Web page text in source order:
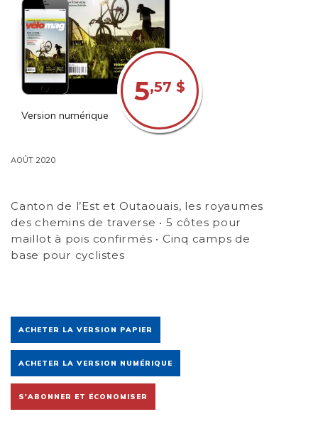
5,57 $
Version numérique
AOÛT 2020
Canton de l’Est et Outaouais, les royaumes
des chemins de traverse • 5 côtes pour
maillot à pois confirmés • Cinq camps de
base pour cyclistes
ACHETER LA VERSION PAPIER
ACHETER LA VERSION NUMÉRIQUE
S'ABONNER ET ÉCONOMISER